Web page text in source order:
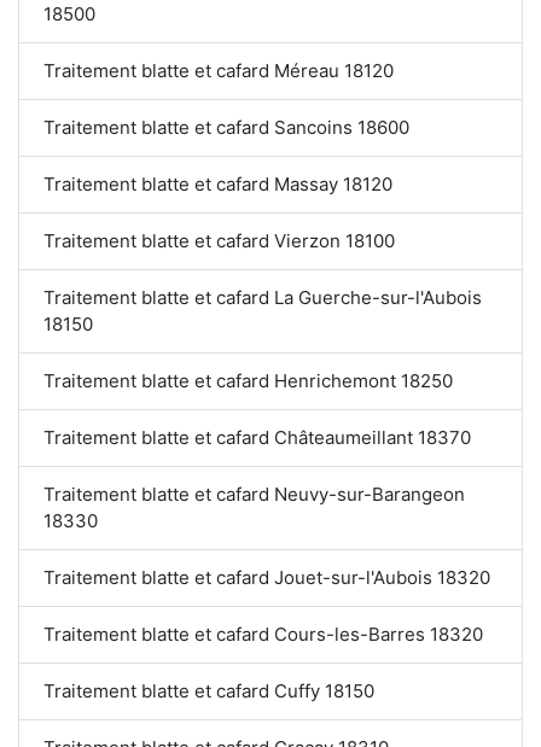
18500
Traitement blatte et cafard Méreau 18120
Traitement blatte et cafard Sancoins 18600
Traitement blatte et cafard Massay 18120
Traitement blatte et cafard Vierzon 18100
Traitement blatte et cafard La Guerche-sur-l'Aubois
18150
Traitement blatte et cafard Henrichemont 18250
Traitement blatte et cafard Châteaumeillant 18370
Traitement blatte et cafard Neuvy-sur-Barangeon
18330
Traitement blatte et cafard Jouet-sur-l'Aubois 18320
Traitement blatte et cafard Cours-les-Barres 18320
Traitement blatte et cafard Cuffy 18150